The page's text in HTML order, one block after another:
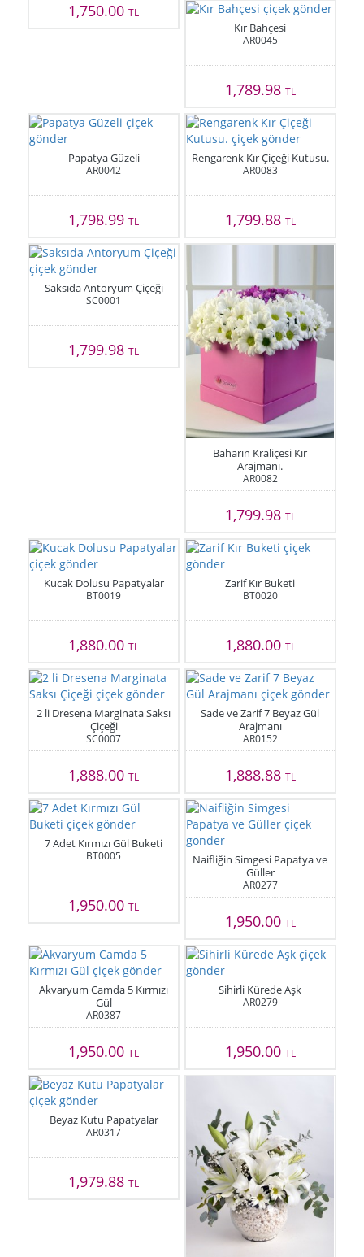
1,750.00TL
Kır Bahçesi
AR0045
1,789.98 TL
Papatya Güzeli
AR0042
1,798.99TL
Rengarenk Kır Çiçeği Kutusu.
AR0083
1,799.88 TL
Saksıda Antoryum Çiçeği
SC0001
1,799.98TL
Baharın Kraliçesi Kır
Arajmanı.
AR0082
1,799.98 TL
Kucak Dolusu Papatyalar
BT0019
1,880.00TL
Zarif Kır Buketi
BT0020
1,880.00 TL
2 li Dresena Marginata Saksı
Çiçeği
SC0007
1,888.00TL
Sade ve Zarif 7 Beyaz Gül
Arajmanı
AR0152
1,888.88 TL
7 Adet Kırmızı Gül Buketi
BT0005
1,950.00TL
Naifliğin Simgesi Papatya ve
Güller
AR0277
1,950.00 TL
Akvaryum Camda 5 Kırmızı
Gül
AR0387
1,950.00TL
Sihirli Kürede Aşk
AR0279
1,950.00 TL
Beyaz Kutu Papatyalar
AR0317
1,979.88TL